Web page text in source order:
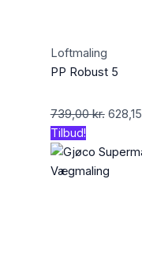
Loftmaling
PP Robust 5
739,00kr. 628,15
Tilbud!